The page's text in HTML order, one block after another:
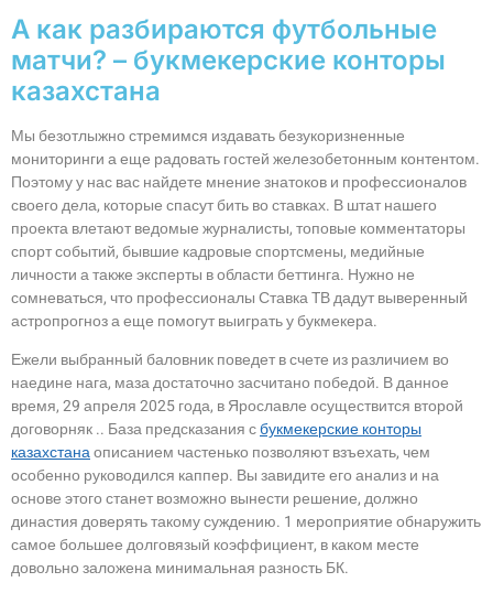
А как разбираются футбольные
матчи? – букмекерские конторы
казахстана
Мы безотлыжно стремимся издавать безукоризненные
мониторинги а еще радовать гостей железобетонным контентом.
Поэтому у нас вас найдете мнение знатоков и профессионалов
своего дела, которые спасут бить во ставках. В штат нашего
проекта влетают ведомые журналисты, топовые комментаторы
спорт событий, бывшие кадровые спортсмены, медийные
личности а также эксперты в области беттинга. Нужно не
сомневаться, что профессионалы Ставка TВ дадут выверенный
астропрогноз а еще помогут выиграть у букмекера.
Ежели выбранный баловник поведет в счете из различием во
наедине нага, маза достаточно засчитано победой. В данное
время, 29 апреля 2025 года, в Ярославле осуществится второй
договорняк .. База предсказания сбукмекерские конторы
казахстанаописанием частенько позволяют взъехать, чем
особенно руководился каппер. Вы завидите его анализ и на
основе этого станет возможно вынести решение, должно
династия доверять такому суждению. 1 мероприятие обнаружить
самое большее долговязый коэффициент, в каком месте
довольно заложена минимальная разность БК.